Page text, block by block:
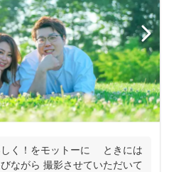
しく！をモットーに ときには
ながら 撮影させていただいて